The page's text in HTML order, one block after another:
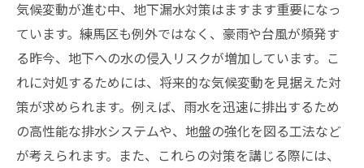
気候変動が進む中、地下漏水対策はますます重要になっ
ています。練馬区も例外ではなく、豪雨や台風が頻発す
る昨今、地下への水の侵入リスクが増加しています。こ
れに対処するためには、将来的な気候変動を見据えた対
策が求められます。例えば、雨水を迅速に排出するため
の高性能な排水システムや、地盤の強化を図る工法など
が考えられます。また、これらの対策を講じる際には、